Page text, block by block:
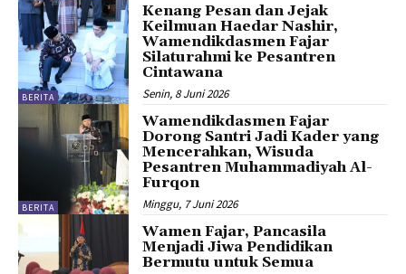
BERITA
Kenang Pesan dan Jejak
Keilmuan Haedar Nashir,
Wamendikdasmen Fajar
Silaturahmi ke Pesantren
Cintawana
Senin, 8 Juni 2026
BERITA
Wamendikdasmen Fajar
Dorong Santri Jadi Kader yang
Mencerahkan, Wisuda
Pesantren Muhammadiyah Al-
Furqon
Minggu, 7 Juni 2026
Wamen Fajar, Pancasila
Menjadi Jiwa Pendidikan
Bermutu untuk Semua